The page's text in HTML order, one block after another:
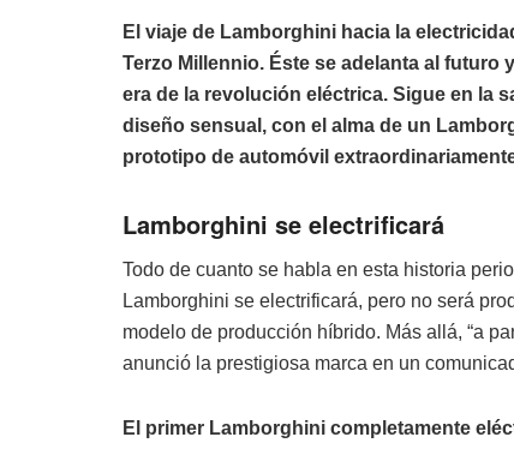
El viaje de Lamborghini hacia la
Terzo Millennio. Éste se adelanta al
era de la revolución eléctrica. Sigue en la
diseño sensual, con el alma de un
prototipo de automóvil
Lamborghini se electrificará
Todo de cuanto se habla en esta historia
Lamborghini se electrificará, pero no será
modelo de producción híbrido. Más allá, “a
anunció la prestigiosa marca en un
El primer Lamborghini completamente